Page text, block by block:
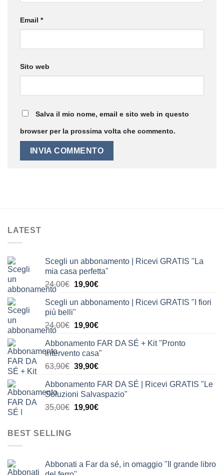
Email *
Sito web
Salva il mio nome, email e sito web in questo
browser per la prossima volta che commento.
LATEST
Scegli un abbonamento | Ricevi GRATIS "La
mia casa perfetta"
24,00€ Il
originale
24,00€.
19,90€Il
attuale
19,90€.
Scegli un abbonamento | Ricevi GRATIS "I fiori
più belli"
24,00€ Il
originale
era:
24,00€.
19,90€Il
attuale
è:
19,90€.
Abbonamento FAR DA SÉ + Kit "Pronto
intervento casa"
63,90€ Il
originale
era:
63,90€.
39,90€Il
attuale
è:
39,90€.
Abbonamento FAR DA SÉ | Ricevi GRATIS "Le
Soluzioni Salvaspazio"
35,00€ Il
19,90€Il
BEST SELLING
Abbonati a Far da sé, in omaggio "Il grande libro